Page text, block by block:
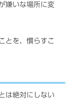
嫌いな場所に変
とを、慣らすこ
は絶対にしない